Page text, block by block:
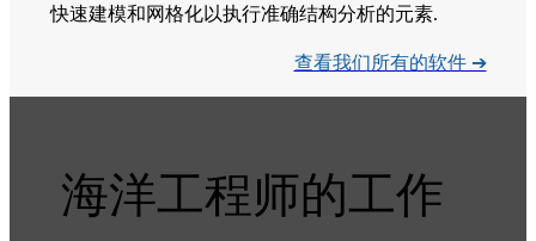
快速建模和网格化以执行准确结构分析的元素.
查看我们所有的软件 ➔
海洋工程师的工作